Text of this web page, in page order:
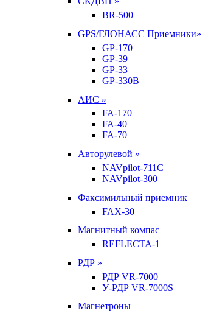
BR-500
GPS/ГЛОНАСС Приемники»
GP-170
GP-39
GP-33
GP-330B
АИС »
FA-170
FA-40
FA-70
Авторулевой »
NAVpilot-711С
NAVpilot-300
Факсимильный приемник
FAX-30
Магнитный компас
REFLECTA-1
РДР »
РДР VR-7000
У-РДР VR-7000S
Магнетроны